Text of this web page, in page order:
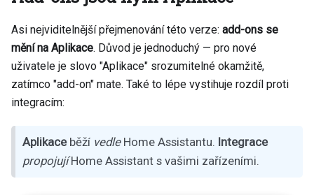
Asi nejviditelnější přejmenování této verze: add-ons se
mění na Aplikace. Důvod je jednoduchý — pro nové
uživatele je slovo "Aplikace" srozumitelné okamžitě,
zatímco "add-on" mate. Také to lépe vystihuje rozdíl proti
integracím:
Aplikaceběží vedleHome Assistantu. Integrace
propojujíHome Assistant s vašimi zařízeními.